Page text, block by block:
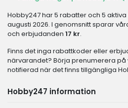
Hobby247 har 5 rabatter och 5
augusti 2026. I genomsnitt sparar
och erbjudanden 17 kr.
Finns det inga rabattkoder eller
närvarandet? Börja prenumerera på
notifierad när det finns tillgängliga
Hobby247 information